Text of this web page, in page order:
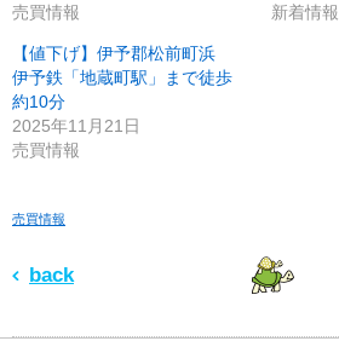
売買情報
新着情報
【値下げ】伊予郡松前町浜
伊予鉄「地蔵町駅」まで徒歩
約10分
2025年11月21日
売買情報
売買情報
back